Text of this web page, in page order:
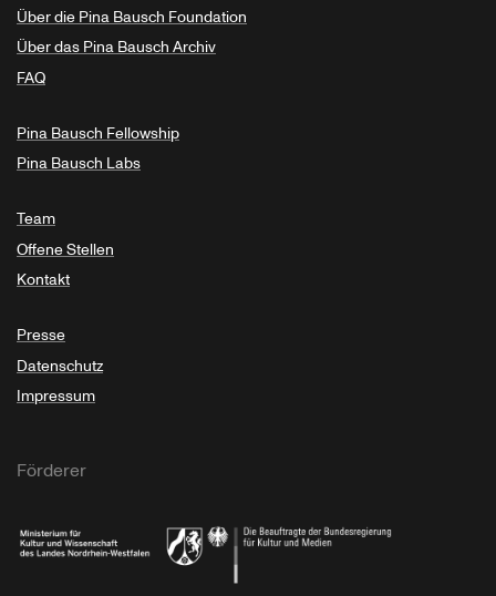
Über die Pina Bausch Foundation
Über das Pina Bausch Archiv
FAQ
Pina Bausch Fellowship
Pina Bausch Labs
Team
Offene Stellen
Kontakt
Presse
Datenschutz
Impressum
Förderer